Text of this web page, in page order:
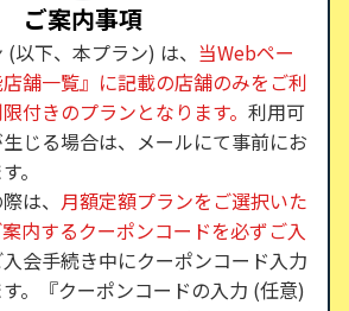
ご案内事項
以下、本プラン) は、 当Webペー
舗一覧』に記載の店舗のみをご利
付きのプランとなります。 利用可
じる場合は、メールにて事前にお
。
は、 月額定額プランをご選択いた
内するクーポンコードを必ずご入
入会手続き中にクーポンコード入力
。『クーポンコードの入力 (任意)